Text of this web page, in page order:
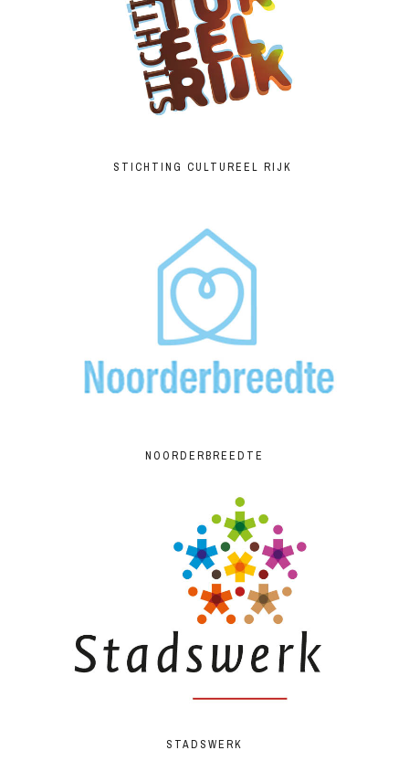
STICHTING CULTUREEL RIJK
NOORDERBREEDTE
STADSWERK